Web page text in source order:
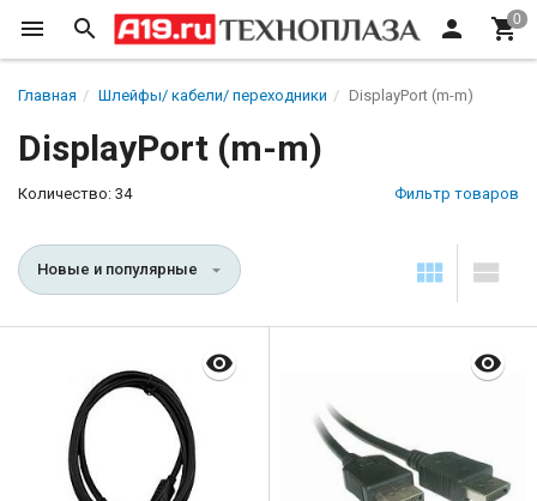
Главная Шлейфы/ кабели/ переходники DisplayPort (m-m)
DisplayPort (m-m)
Количество: 34 Фильтр товаров
Новые и популярные